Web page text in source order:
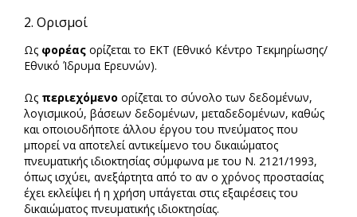
2. Ορισμοί
Ως φορέας ορίζεται το EKT (Εθνικό Κέντρο Τεκμηρίωσης/
Εθνικό Ίδρυμα Ερευνών).
Ως περιεχόμενο ορίζεται το σύνολο των δεδομένων,
λογισμικού, βάσεων δεδομένων, μεταδεδομένων, καθώς
και οποιουδήποτε άλλου έργου του πνεύματος που
μπορεί να αποτελεί αντικείμενο του δικαιώματος
πνευματικής ιδιοκτησίας σύμφωνα με του Ν. 2121/1993,
όπως ισχύει, ανεξάρτητα από το αν ο χρόνος προστασίας
έχει εκλείψει ή η χρήση υπάγεται στις εξαιρέσεις του
δικαιώματος πνευματικής ιδιοκτησίας.